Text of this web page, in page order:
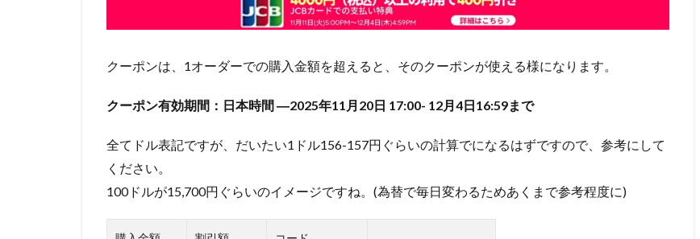
クーポンは、1オーダーでの購入金額を超えると、そのクーポンが使える様になります。
クーポン有効期間：日本時間―2025年11月20日 17:00- 12月4日16:59まで
全てドル表記ですが、だいたい1ドル156-157円ぐらいの計算でになるはずですので、参考にして
ください。
100ドルが15,700円ぐらいのイメージですね。(為替で毎日変わるためあくまで参考程度に)